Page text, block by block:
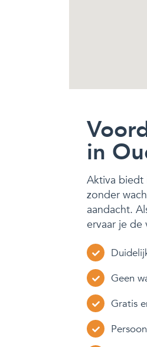
in
Aktiva biedt
zonder
aandacht.
ervaar je
Geen
Gratis